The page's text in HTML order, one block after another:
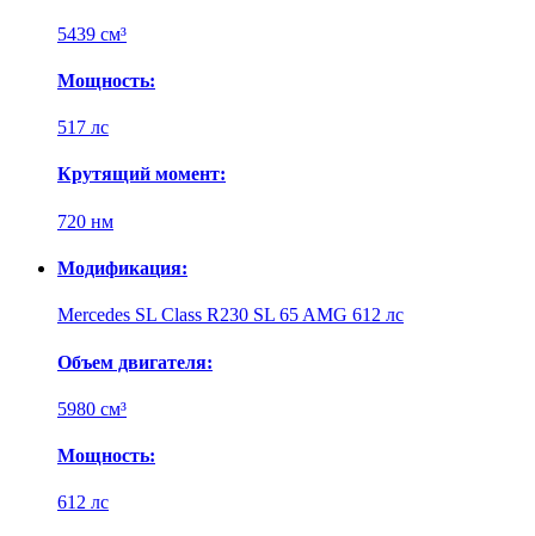
5439 см³
Мощность:
517 лс
Крутящий момент:
720 нм
Модификация:
Mercedes SL Class R230 SL 65 AMG 612 лс
Объем двигателя:
5980 см³
Мощность:
612 лс